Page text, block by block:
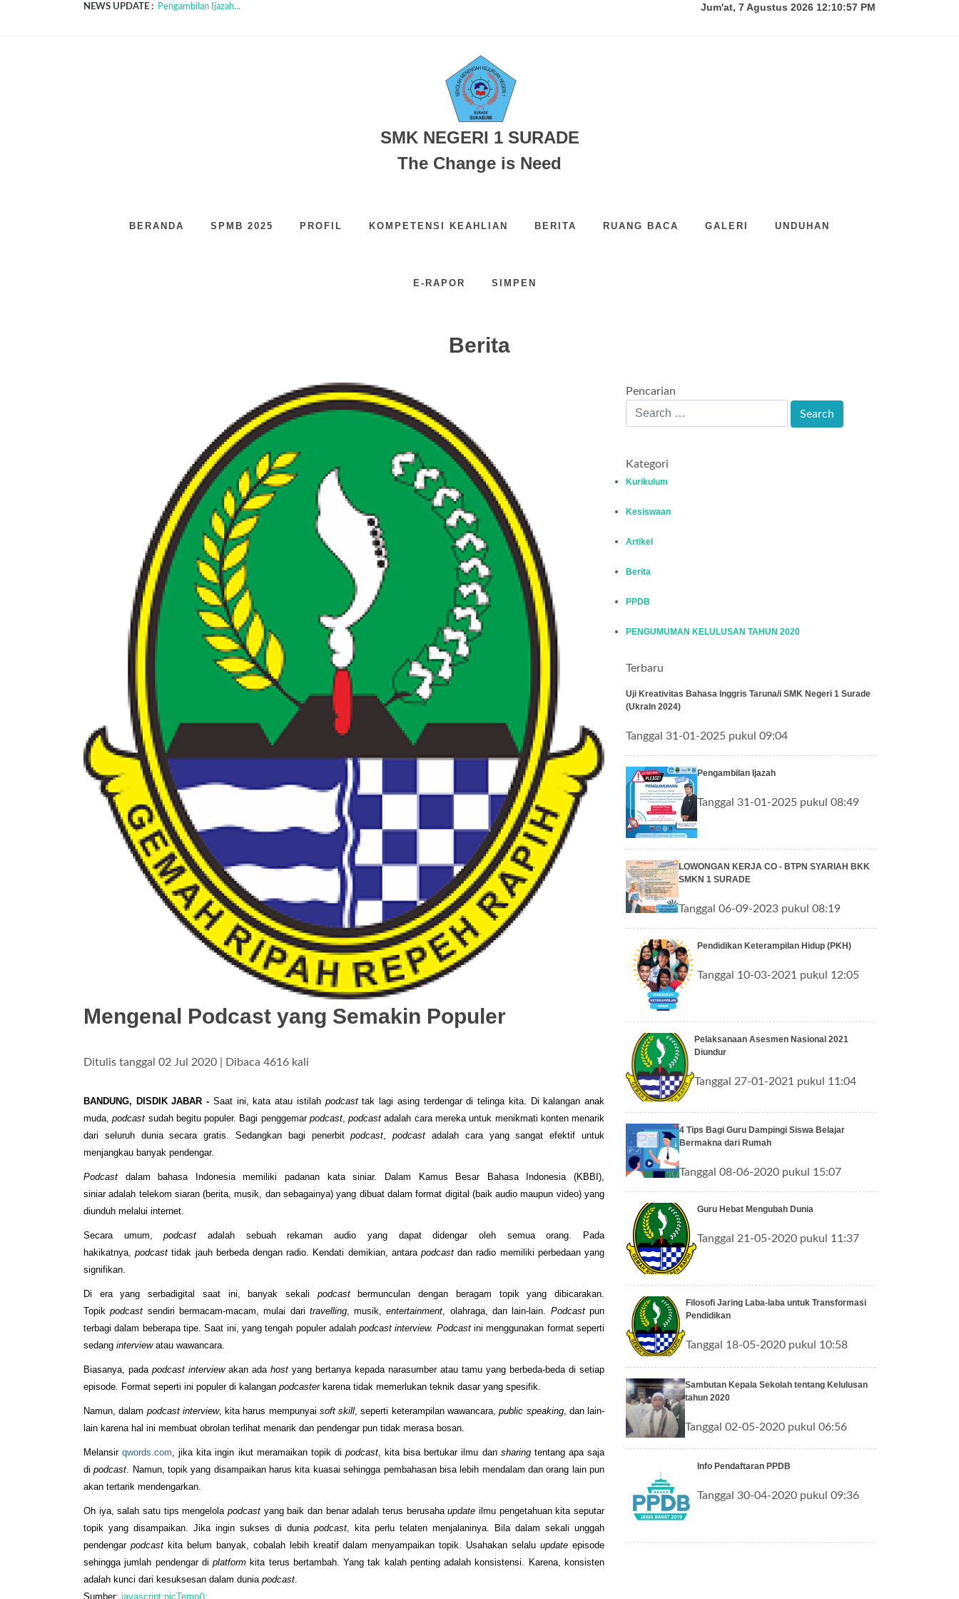
NEWS UPDATE :
Pengambilan Ijazah...
Jum'at, 7 Agustus 2026 12:10:57 PM
SMK NEGERI 1 SURADE
The Change is Need
BERANDA SPMB 2025 PROFIL KOMPETENSI KEAHLIAN BERITA RUANG BACA GALERI UNDUHAN
E-RAPOR SIMPEN
Berita
Mengenal Podcast yang Semakin Populer
Ditulis tanggal 02 Jul 2020 | Dibaca 4616 kali
BANDUNG, DISDIK JABAR - Saat ini, kata atau istilah podcasttak lagi asing terdengar di telinga kita. Di kalangan anak
muda,podcast sudah begitu populer. Bagi penggemar podcast,podcast adalah cara mereka untuk menikmati konten menarik
dari seluruh dunia secara gratis. Sedangkan bagi penerbitpodcast,podcast adalah cara yang sangat efektif untuk
menjangkau banyak pendengar.
Podcast dalam bahasa Indonesia memiliki padanan kata siniar. Dalam Kamus Besar Bahasa Indonesia (KBBI),
siniar adalah telekom siaran (berita, musik, dan sebagainya) yang dibuat dalam format digital (baik audio maupun video) yang
diunduh melalui internet.
Secara umum,podcast adalah sebuah rekaman audio yang dapat didengar oleh semua orang. Pada
hakikatnya,podcast tidak jauh berbeda dengan radio. Kendati demikian, antarapodcast dan radio memiliki perbedaan yang
signifikan.
Di era yang serbadigital saat ini, banyak sekali podcastbermunculan dengan beragam topik yang dibicarakan.
Topikpodcast sendiri bermacam-macam, mulai dari travelling, musik,entertainment, olahraga, dan lain-lain. Podcastpun
terbagi dalam beberapa tipe. Saat ini, yang tengah populer adalahpodcast interview. Podcastini menggunakan format seperti
sedang interviewatau wawancara.
Biasanya, pada podcast interviewakan ada host yang bertanya kepada narasumber atau tamu yang berbeda-beda di setiap
episode. Format seperti ini populer di kalangan podcasterkarena tidak memerlukan teknik dasar yang spesifik.
Namun, dalam podcast interview, kita harus mempunyai soft skill, seperti keterampilan wawancara,public speaking, dan lain-
lain karena hal ini membuat obrolan terlihat menarik dan pendengar pun tidak merasa bosan.
Melansirqwords.com, jika kita ingin ikut meramaikan topik dipodcast, kita bisa bertukar ilmu dan sharingtentang apa saja
dipodcast. Namun, topik yang disampaikan harus kita kuasai sehingga pembahasan bisa lebih mendalam dan orang lain pun
akan tertarik mendengarkan.
Oh iya, salah satu tips mengelola podcast yang baik dan benar adalah terus berusahaupdate ilmu pengetahuan kita seputar
topik yang disampaikan. Jika ingin sukses di dunia podcast, kita perlu telaten menjalaninya. Bila dalam sekali unggah
pendengar podcastkita belum banyak, cobalah lebih kreatif dalam menyampaikan topik. Usahakan selaluupdate episode
sehingga jumlah pendengar diplatform kita terus bertambah. Yang tak kalah penting adalah konsistensi. Karena, konsisten
adalah kunci dari kesuksesan dalam dunia podcast.
Sumber: javascript:nicTemp();
Pencarian
Kategori
Kurikulum
Kesiswaan
Artikel
Berita
PPDB
PENGUMUMAN KELULUSAN TAHUN 2020
Terbaru
Uji Kreativitas Bahasa Inggris Taruna/i SMK Negeri 1 Surade
(UkraIn 2024)
Tanggal 31-01-2025 pukul 09:04
Pengambilan Ijazah
Tanggal 31-01-2025 pukul 08:49
LOWONGAN KERJA CO - BTPN SYARIAH BKK
SMKN 1 SURADE
Tanggal 06-09-2023 pukul 08:19
Pendidikan Keterampilan Hidup (PKH)
Tanggal 10-03-2021 pukul 12:05
Pelaksanaan Asesmen Nasional 2021
Diundur
Tanggal 27-01-2021 pukul 11:04
4 Tips Bagi Guru Dampingi Siswa Belajar
Bermakna dari Rumah
Tanggal 08-06-2020 pukul 15:07
Guru Hebat Mengubah Dunia
Tanggal 21-05-2020 pukul 11:37
Filosofi Jaring Laba-laba untuk Transformasi
Pendidikan
Tanggal 18-05-2020 pukul 10:58
Sambutan Kepala Sekolah tentang Kelulusan
tahun 2020
Tanggal 02-05-2020 pukul 06:56
Info Pendaftaran PPDB
Tanggal 30-04-2020 pukul 09:36